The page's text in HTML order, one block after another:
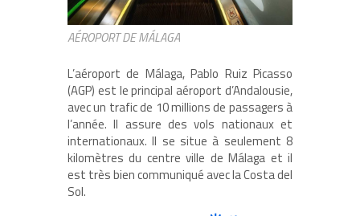
AÉROPORT DE MÁLAGA
L’aéroport de Málaga, Pablo Ruiz Picasso
(AGP) est le principal aéroport d’Andalousie,
avec un trafic de 10 millions de passagers à
l’année. Il assure des vols nationaux et
internationaux. Il se situe à seulement 8
kilomètres du centre ville de Málaga et il
est très bien communiqué avec la Costa del
Sol.